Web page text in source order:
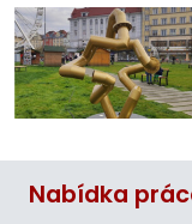
Nabídka